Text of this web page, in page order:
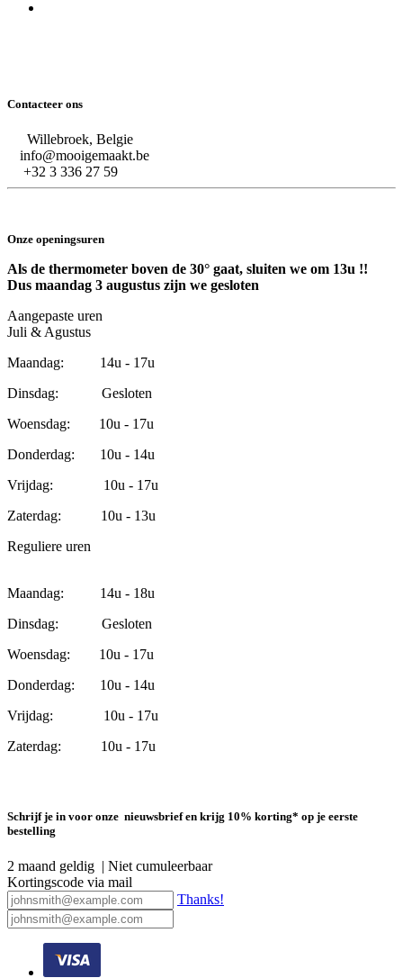
Contacteer ons
Willebroek, Belgie
info@mooigemaakt.be
+32 3 336 27 59
Onze openingsuren
Als de thermometer boven de 30° gaat, sluiten we om 13u !!
Dus maandag 3 augustus zijn we gesloten
Aangepaste uren
Juli & Agustus
Maandag: 14u - 17u
Dinsdag: Gesloten
Woensdag: 10u - 17u
Donderdag: 10u - 14u
Vrijdag: 10u - 17u
Zaterdag: 10u - 13u
Reguliere uren
Maandag: 14u - 18u
Dinsdag: Gesloten
Woensdag: 10u - 17u
Donderdag: 10u - 14u
Vrijdag: 10u - 17u
Zaterdag: 10u - 17u
Schrijf je in voor onze nieuwsbrief en krijg 10% korting* op je eerste
bestelling
2 maand geldig | Niet cumuleerbaar
Kortingscode via mail
Thanks!